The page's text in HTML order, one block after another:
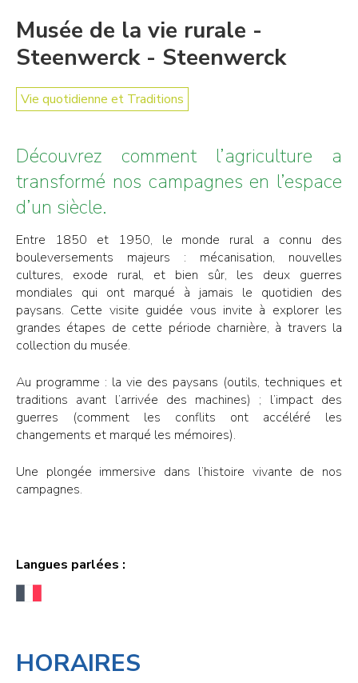
Musée de la vie rurale -
Steenwerck - Steenwerck
Vie quotidienne et Traditions
Découvrez comment l’agriculture a
transformé nos campagnes en l’espace
d’un siècle.
Entre 1850 et 1950, le monde rural a connu des
bouleversements majeurs : mécanisation, nouvelles
cultures, exode rural, et bien sûr, les deux guerres
mondiales qui ont marqué à jamais le quotidien des
paysans. Cette visite guidée vous invite à explorer les
grandes étapes de cette période charnière, à travers la
collection du musée.
Au programme : la vie des paysans (outils, techniques et
traditions avant l’arrivée des machines) ; l’impact des
guerres (comment les conflits ont accéléré les
changements et marqué les mémoires).
Une plongée immersive dans l’histoire vivante de nos
campagnes.
Langues parlées :
HORAIRES